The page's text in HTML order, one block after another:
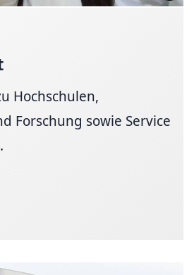
Hochschulen,
Forschung sowie Service